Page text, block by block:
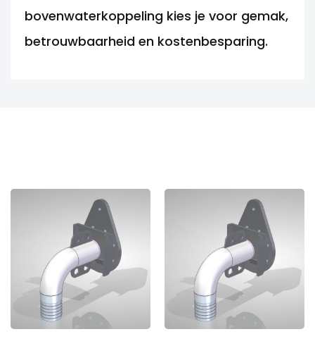
bovenwaterkoppeling kies je voor gemak,
betrouwbaarheid en kostenbesparing.